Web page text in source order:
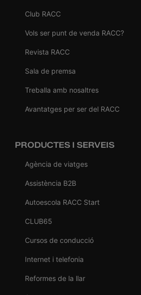
Club RACC
Vols ser punt de venda RACC?
Revista RACC
Sala de premsa
Treballa amb nosaltres
Avantatges per ser del RACC
PRODUCTES I SERVEIS
Agència de viatges
Assistència B2B
Autoescola RACC Start
CLUB65
Cursos de conducció
Internet i telefonia
Reformes de la llar